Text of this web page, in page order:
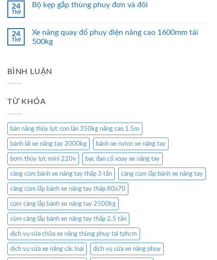
24
Th9
Bộ kẹp gắp thùng phuy đơn và đôi
24
Th9
Xe nâng quay đổ phuy điện nâng cao 1600mm tải
500kg
BÌNH LUẬN
TỪ KHÓA
bàn nâng thủy lực con lăn 350kg nâng cao 1.5m
bánh lái xe nâng tay 2000kg bánh xe nylon xe nâng tay
bơm thủy lực mini 220v bạc đạn cổ xoay xe nâng tay
càng cùm bánh xe nâng tay thấp 3 tấn càng cùm lắp bánh xe nâng tay
càng cùm lắp bánh xe nâng tay thấp 80x70
cùm càng lắp bánh xe nâng tay 2500kg
cùm càng lắp bánh xe nâng tay thấp 2.5 tấn
dịch vụ sửa chữa xe nâng thùng phuy tại tphcm
dịch vụ sửa xe nâng các loại dịch vụ sửa xe nâng phuy